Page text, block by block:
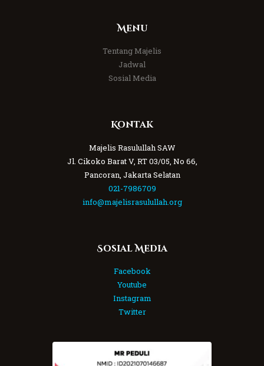
Menu
Tentang Majelis
Jadwal
Sosial Media
Kontak
Majelis Rasulullah SAW
Jl. Cikoko Barat V, RT 03/05, No 66,
Pancoran, Jakarta Selatan
021-7986709
info@majelisrasulullah.org
Sosial Media
Facebook
Youtube
Instagram
Twitter